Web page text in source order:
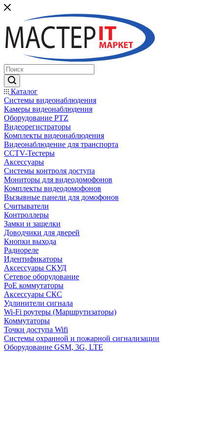
Каталог
Системы видеонаблюдения
Камеры видеонаблюдения
Оборудование PTZ
Видеорегистраторы
Комплекты видеонаблюдения
Видеонаблюдение для транспорта
CCTV-Тестеры
Аксессуары
Системы контроля доступа
Мониторы для видеодомофонов
Комплекты видеодомофонов
Вызывные панели для домофонов
Считыватели
Контроллеры
Замки и защелки
Доводчики для дверей
Кнопки выхода
Радиореле
Идентификаторы
Аксессуары СКУД
Сетевое оборудование
PoE коммутаторы
Аксессуары СКС
Удлинители сигнала
Wi-Fi роутеры (Маршрутизаторы)
Коммутаторы
Точки доступа Wifi
Системы охранной и пожарной сигнализации
Оборудование GSM, 3G, LTE